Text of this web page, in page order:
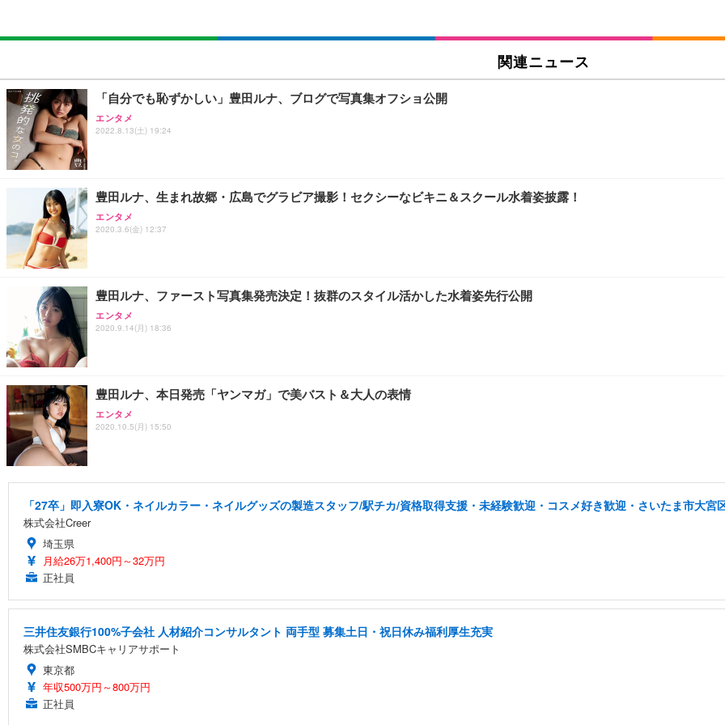
関連ニュース
「自分でも恥ずかしい」豊田ルナ、ブログで写真集オフショ公開
エンタメ
2022.8.13(土) 19:24
豊田ルナ、生まれ故郷・広島でグラビア撮影！セクシーなビキニ＆スクール水着姿披露！
エンタメ
2020.3.6(金) 12:37
豊田ルナ、ファースト写真集発売決定！抜群のスタイル活かした水着姿先行公開
エンタメ
2020.9.14(月) 18:36
豊田ルナ、本日発売「ヤンマガ」で美バスト＆大人の表情
エンタメ
2020.10.5(月) 15:50
「27卒」即入寮OK・ネイルカラー・ネイルグッズの製造スタッフ/駅チカ/資格取得支援・未経験歓迎・コスメ好き歓迎・さいたま市大宮
株式会社Creer
埼玉県
月給26万1,400円～32万円
正社員
三井住友銀行100%子会社 人材紹介コンサルタント 両手型 募集土日・祝日休み福利厚生充実
株式会社SMBCキャリアサポート
東京都
年収500万円～800万円
正社員